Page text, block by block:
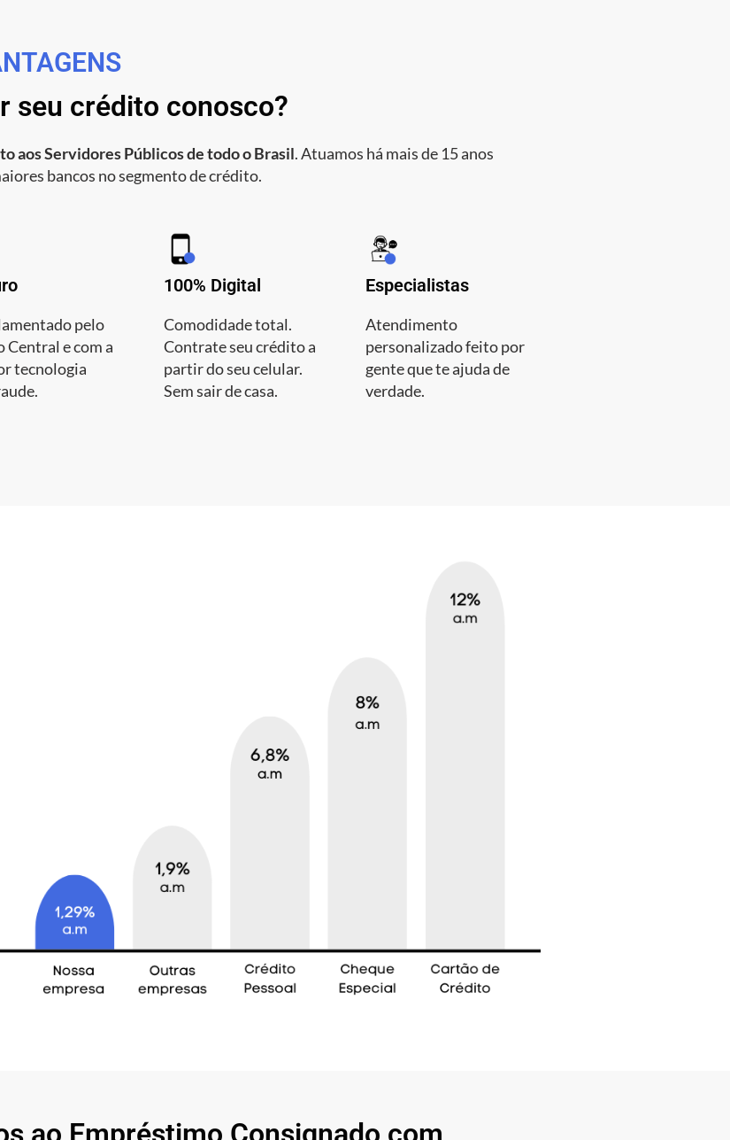
seu crédito conosco?
aos Servidores Públicos de todo o Brasil. Atuamos há mais de 15 anos
bancos no segmento de crédito.
pelo
Central e com a
tecnologia
100% Digital
Comodidade total.
Contrate seu crédito a
partir do seu celular.
Sem sair de casa.
Especialistas
Atendimento
personalizado feito por
gente que te ajuda de
verdade.